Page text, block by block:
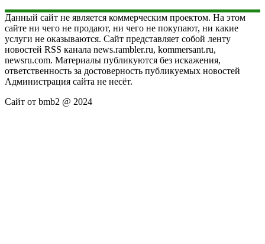
Данный сайт не является коммерческим проектом. На этом
сайте ни чего не продают, ни чего не покупают, ни какие
услуги не оказываются. Сайт представляет собой ленту
новостей RSS канала news.rambler.ru, kommersant.ru,
newsru.com. Материалы публикуются без искажения,
ответственность за достоверность публикуемых новостей
Администрация сайта не несёт.
Сайт от bmb2 @ 2024